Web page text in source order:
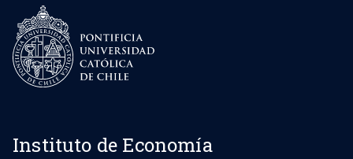
Instituto de Economía